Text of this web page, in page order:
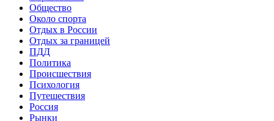
Общество
Около спорта
Отдых в России
Отдых за границей
ПДД
Политика
Происшествия
Психология
Путешествия
Россия
Рынки